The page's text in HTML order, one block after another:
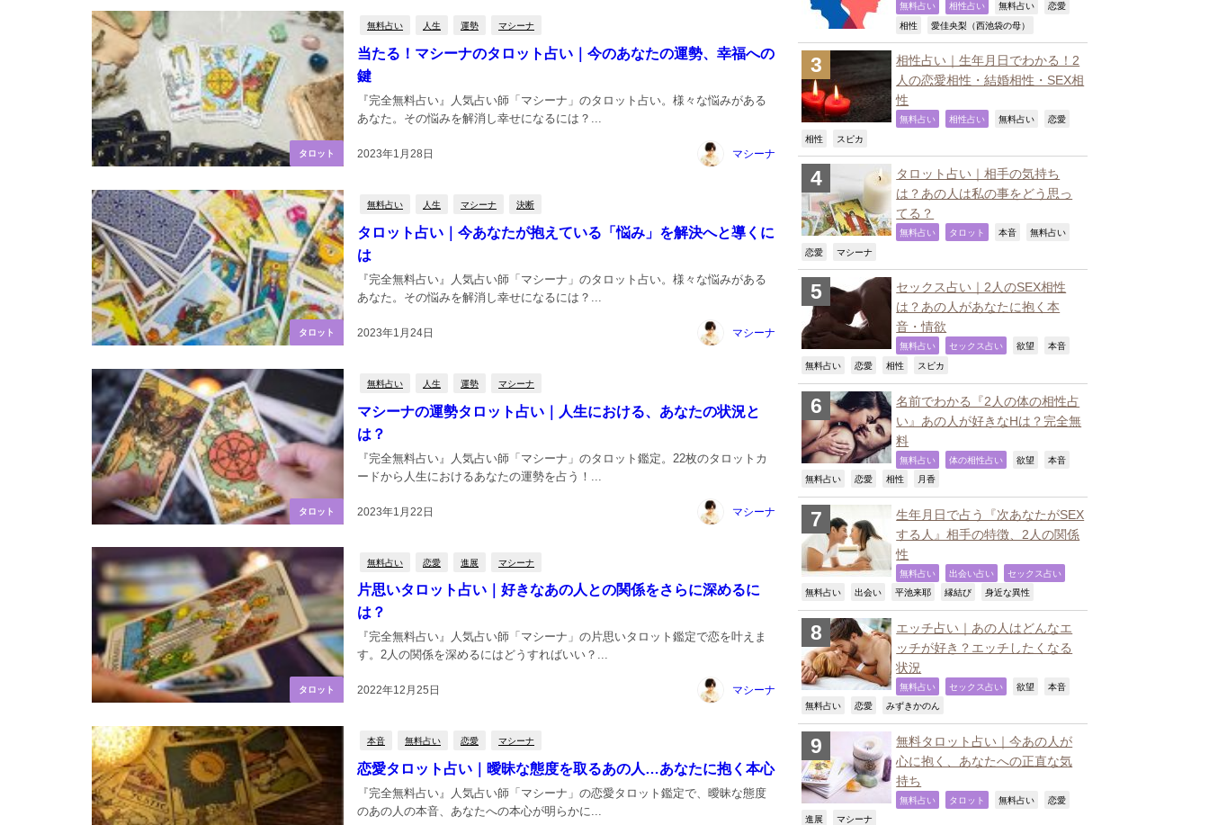
タロット
無料占い 人生 運勢 マシーナ
当たる！マシーナのタロット占い｜今のあなたの運勢、幸福への
鍵
2023年1月28日
『完全無料占い』人気占い師「マシーナ」のタロット占い。様々な悩みがある
あなた。その悩みを解消し幸せになるには？...
マシーナ
タロット
無料占い 人生 マシーナ 決断
タロット占い｜今あなたが抱えている「悩み」を解決へと導くに
は
2023年1月24日
『完全無料占い』人気占い師「マシーナ」のタロット占い。様々な悩みがある
あなた。その悩みを解消し幸せになるには？...
マシーナ
タロット
無料占い 人生 運勢 マシーナ
マシーナの運勢タロット占い｜人生における、あなたの状況と
は？
2023年1月22日
『完全無料占い』人気占い師「マシーナ」のタロット鑑定。22枚のタロットカ
ードから人生におけるあなたの運勢を占う！...
マシーナ
タロット
無料占い 恋愛 進展 マシーナ
片思いタロット占い｜好きなあの人との関係をさらに深めるに
は？
2022年12月25日
『完全無料占い』人気占い師「マシーナ」の片思いタロット鑑定で恋を叶えま
す。2人の関係を深めるにはどうすればいい？...
マシーナ
本音 無料占い 恋愛 マシーナ
恋愛タロット占い｜曖昧な態度を取るあの人…あなたに抱く本心
『完全無料占い』人気占い師「マシーナ」の恋愛タロット鑑定で、曖昧な態度
のあの人の本音、あなたへの本心が明らかに...
無料占い 相性占い 無料占い 恋愛
相性 愛佳央梨（西池袋の母）
相性占い｜生年月日でわかる！2
人の恋愛相性・結婚相性・SEX相
性
無料占い 相性占い 無料占い 恋愛
相性 スピカ
タロット占い｜相手の気持ち
は？あの人は私の事をどう思っ
てる？
無料占い タロット 本音 無料占い
恋愛 マシーナ
セックス占い｜2人のSEX相性
は？あの人があなたに抱く本
音・情欲
無料占い セックス占い 欲望 本音
無料占い 恋愛 相性 スピカ
名前でわかる『2人の体の相性占
い』あの人が好きなHは？完全無
料
無料占い 体の相性占い 欲望 本音
無料占い 恋愛 相性 月香
生年月日で占う『次あなたがSEX
する人』相手の特徴、2人の関係
性
無料占い 出会い占い セックス占い
無料占い 出会い 平池来耶 縁結び 身近な異性
エッチ占い｜あの人はどんなエ
ッチが好き？エッチしたくなる
状況
無料占い セックス占い 欲望 本音
無料占い 恋愛 みずきかのん
無料タロット占い｜今あの人が
心に抱く、あなたへの正直な気
持ち
無料占い タロット 無料占い 恋愛
進展 マシーナ